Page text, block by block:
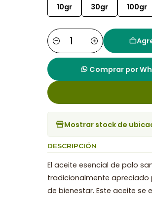
10gr 30gr 100gr
Cantidad
Comprar por
Mostrar stock de
DESCRIPCIÓN
El aceite esencial de palo
tradicionalmente apreciado
de bienestar. Este aceite